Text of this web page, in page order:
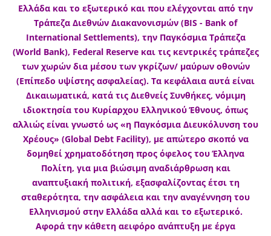
Ελλάδα και το εξωτερικό και που ελέγχονται από την
Τράπεζα Διεθνών Διακανονισμών (BIS - Bank of
International Settlements), την Παγκόσμια Τράπεζα
(World Bank), Federal Reserve και τις κεντρικές τράπεζες
των χωρών δια μέσου των γκρίζων/ μαύρων οθονών
(Επίπεδο υψίστης ασφαλείας). Τα κεφάλαια αυτά είναι
Δικαιωματικά, κατά τις Διεθνείς Συνθήκες, νόμιμη
ιδιοκτησία του Κυρίαρχου Ελληνικού Έθνους, όπως
αλλιώς είναι γνωστό ως «η Παγκόσμια Διευκόλυνση του
Χρέους» (Global Debt Facility), με απώτερο σκοπό να
δομηθεί χρηματοδότηση προς όφελος του Έλληνα
Πολίτη, για μια βιώσιμη αναδιάρθρωση και
αναπτυξιακή πολιτική, εξασφαλίζοντας έτσι τη
σταθερότητα, την ασφάλεια και την αναγέννηση του
Ελληνισμού στην Ελλάδα αλλά και το εξωτερικό.
Αφορά την κάθετη αειφόρο ανάπτυξη με έργα